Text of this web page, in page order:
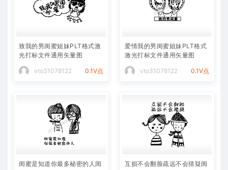
致我的男闺蜜姐妹PLT格式激
光打标文件通用矢量图
vto31078122 0.1V点
爱情我的男闺蜜姐妹PLT格式
激光打标文件通用矢量图
vto31078122 0.1V点
闺蜜是知道你最多秘密的人闺
互损不会翻脸疏远不会猜疑闺